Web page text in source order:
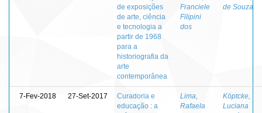
de exposições
de arte, ciência
e tecnologia a
partir de 1968
para a
historiografia da
arte
contemporânea
Franciele
Filipini
dos
de Souza
7-Fev-2018 27-Set-2017
Curadoria e
educação : a
Lima,
Rafaela
Köptcke,
Luciana